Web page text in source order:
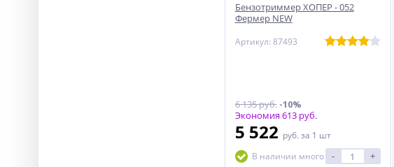
Бензотриммер ХОПЕР - 052
Фермер NEW
Артикул: 87493
6 135 руб.-10%
Экономия 613 руб.
5 522 руб. за 1 шт
В наличии много
- +